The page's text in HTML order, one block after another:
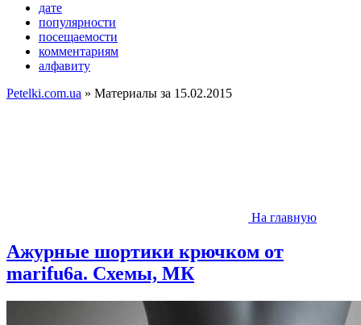
дате
популярности
посещаемости
комментариям
алфавиту
Petelki.com.ua » Материалы за 15.02.2015
На главную
Ажурные шортики крючком от
marifu6a. Схемы, МК